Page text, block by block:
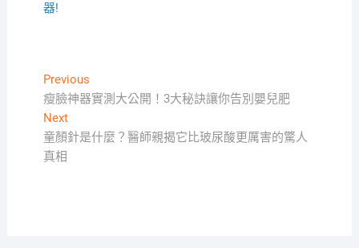
器!
文
章
導
覽
PreviousPrevious
post:
瘦臉神器實測大公開！3大秘訣讓你告別嬰兒肥
NextNext
post:
童顏針是什麼？醫師親揭它比玻尿酸更厲害的驚人
真相